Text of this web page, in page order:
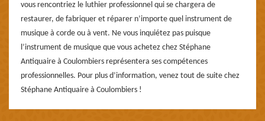
vous rencontriez le luthier professionnel qui se chargera de
restaurer, de fabriquer et réparer n’importe quel instrument de
musique à corde ou à vent. Ne vous inquiétez pas puisque
l’instrument de musique que vous achetez chez Stéphane
Antiquaire à Coulombiers représentera ses compétences
professionnelles. Pour plus d’information, venez tout de suite chez
Stéphane Antiquaire à Coulombiers !